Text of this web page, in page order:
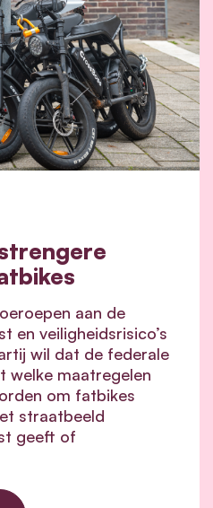
aan de
en veiligheidsrisico’s
wil dat de federale
welke maatregelen
om fatbikes
straatbeeld
geeft of